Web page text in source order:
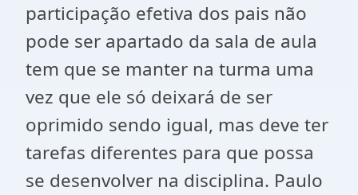
participação efetiva dos pais não
pode ser apartado da sala de aula
tem que se manter na turma uma
vez que ele só deixará de ser
oprimido sendo igual, mas deve ter
tarefas diferentes para que possa
se desenvolver na disciplina. Paulo